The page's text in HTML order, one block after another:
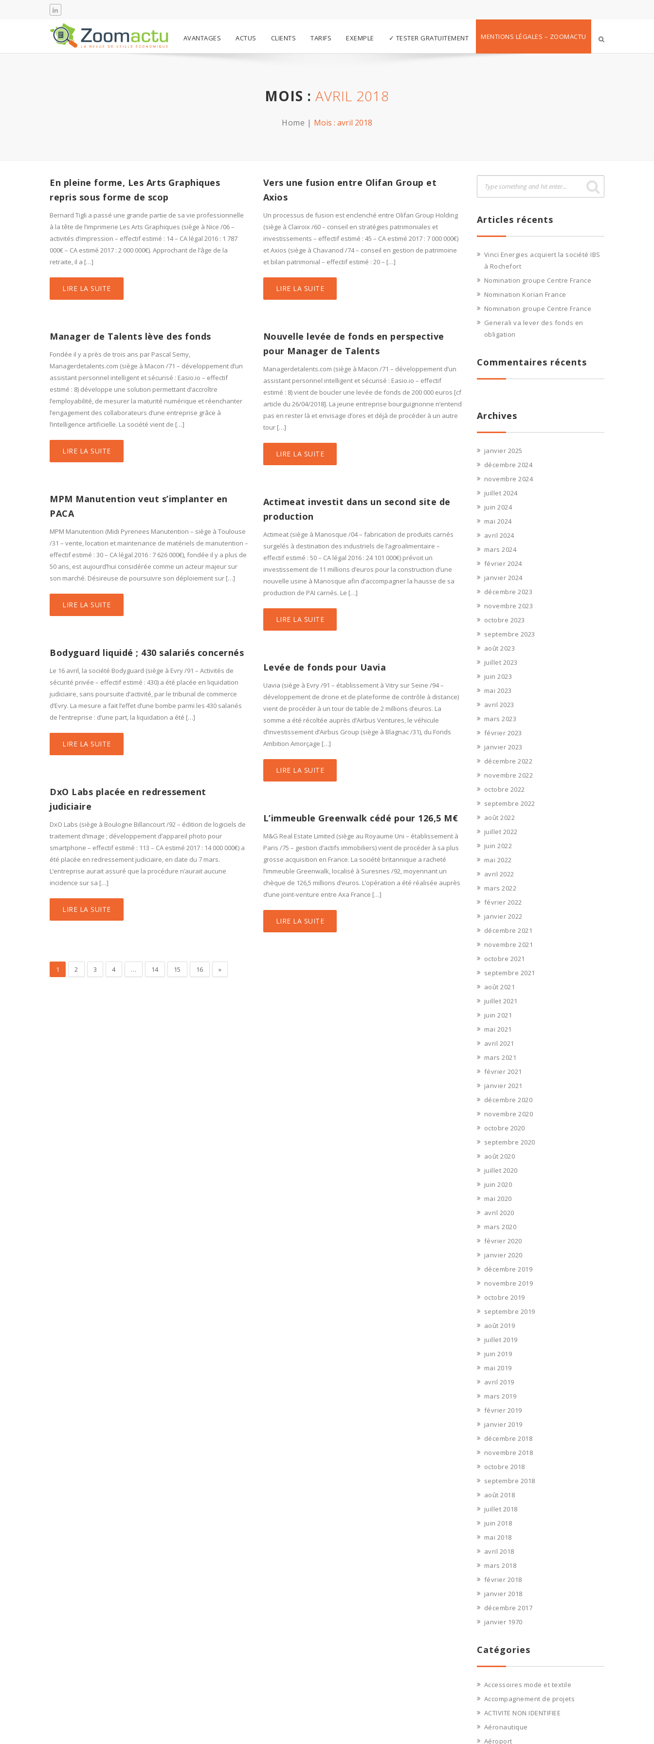
AVANTAGES ACTUS CLIENTS TARIFS EXEMPLE ✓ TESTER GRATUITEMENT MENTIONS LÉGALES – ZOOMACTU
MOIS : AVRIL 2018
Home Mois : avril 2018
En pleine forme, Les Arts Graphiques
repris sous forme de scop
Bernard Tigli a passé une grande partie de sa vie professionnelle
à la tête de l’imprimerie Les Arts Graphiques (siège à Nice /06 –
activités d’impression – effectif estimé : 14 – CA légal 2016 : 1 787
000€ – CA estimé 2017 : 2 000 000€). Approchant de l’âge de la
retraite, il a […]
LIRE LA SUITE
Vers une fusion entre Olifan Group et
Axios
Un processus de fusion est enclenché entre Olifan Group Holding
(siège à Clairoix /60 – conseil en stratégies patrimoniales et
investissements – effectif estimé : 45 – CA estimé 2017 : 7 000 000€)
et Axios (siège à Chavanod /74 – conseil en gestion de patrimoine
et bilan patrimonial – effectif estimé : 20 – […]
LIRE LA SUITE
Manager de Talents lève des fonds
Fondée il y a près de trois ans par Pascal Semy,
Managerdetalents.com (siège à Macon /71 – développement d’un
assistant personnel intelligent et sécurisé : Easio.io – effectif
estimé : 8) développe une solution permettant d’accroître
l’employabilité, de mesurer la maturité numérique et réenchanter
l’engagement des collaborateurs d’une entreprise grâce à
l’intelligence artificielle. La société vient de […]
LIRE LA SUITE
Nouvelle levée de fonds en perspective
pour Manager de Talents
Managerdetalents.com (siège à Macon /71 – développement d’un
assistant personnel intelligent et sécurisé : Easio.io – effectif
estimé : 8) vient de boucler une levée de fonds de 200 000 euros [cf
article du 26/04/2018]. La jeune entreprise bourguignonne n’entend
pas en rester là et envisage d’ores et déjà de procéder à un autre
tour […]
LIRE LA SUITE
MPM Manutention veut s’implanter en
PACA
MPM Manutention (Midi Pyrenees Manutention – siège à Toulouse
/31 – vente, location et maintenance de matériels de manutention –
effectif estimé : 30 – CA légal 2016 : 7 626 000€), fondée il y a plus de
50 ans, est aujourd’hui considérée comme un acteur majeur sur
son marché. Désireuse de poursuivre son déploiement sur […]
LIRE LA SUITE
Actimeat investit dans un second site de
production
Actimeat (siège à Manosque /04 – fabrication de produits carnés
surgelés à destination des industriels de l’agroalimentaire –
effectif estimé : 50 – CA légal 2016 : 24 101 000€) prévoit un
investissement de 11 millions d’euros pour la construction d’une
nouvelle usine à Manosque afin d’accompagner la hausse de sa
production de PAI carnés. Le […]
LIRE LA SUITE
Bodyguard liquidé ; 430 salariés concernés
Le 16 avril, la société Bodyguard (siège à Evry /91 – Activités de
sécurité privée – effectif estimé : 430) a été placée en liquidation
judiciaire, sans poursuite d’activité, par le tribunal de commerce
d’Evry. La mesure a fait l’effet d’une bombe parmi les 430 salariés
de l’entreprise : d’une part, la liquidation a été […]
LIRE LA SUITE
Levée de fonds pour Uavia
Uavia (siège à Evry /91 – établissement à Vitry sur Seine /94 –
développement de drone et de plateforme de contrôle à distance)
vient de procéder à un tour de table de 2 millions d’euros. La
somme a été récoltée auprès d’Airbus Ventures, le véhicule
d’investissement d’Airbus Group (siège à Blagnac /31), du Fonds
Ambition Amorçage […]
LIRE LA SUITE
DxO Labs placée en redressement
judiciaire
DxO Labs (siège à Boulogne Billancourt /92 – édition de logiciels de
traitement d’image ; développement d’appareil photo pour
smartphone – effectif estimé : 113 – CA estimé 2017 : 14 000 000€) a
été placée en redressement judiciaire, en date du 7 mars.
L’entreprise aurait assuré que la procédure n’aurait aucune
incidence sur sa […]
LIRE LA SUITE
L’immeuble Greenwalk cédé pour 126,5 M€
M&G Real Estate Limited (siège au Royaume Uni – établissement à
Paris /75 – gestion d’actifs immobiliers) vient de procéder à sa plus
grosse acquisition en France. La société britannique a racheté
l’immeuble Greenwalk, localisé à Suresnes /92, moyennant un
chèque de 126,5 millions d’euros. L’opération a été réalisée auprès
d’une joint-venture entre Axa France […]
LIRE LA SUITE
1 2 3 4 … 14 15 16 »
Articles récents
Vinci Energies acquiert la société IBS
à Rochefort
Nomination groupe Centre France
Nomination Korian France
Nomination groupe Centre France
Generali va lever des fonds en
obligation
Commentaires récents
Archives
janvier 2025
décembre 2024
novembre 2024
juillet 2024
juin 2024
mai 2024
avril 2024
mars 2024
février 2024
janvier 2024
décembre 2023
novembre 2023
octobre 2023
septembre 2023
août 2023
juillet 2023
juin 2023
mai 2023
avril 2023
mars 2023
février 2023
janvier 2023
décembre 2022
novembre 2022
octobre 2022
septembre 2022
août 2022
juillet 2022
juin 2022
mai 2022
avril 2022
mars 2022
février 2022
janvier 2022
décembre 2021
novembre 2021
octobre 2021
septembre 2021
août 2021
juillet 2021
juin 2021
mai 2021
avril 2021
mars 2021
février 2021
janvier 2021
décembre 2020
novembre 2020
octobre 2020
septembre 2020
août 2020
juillet 2020
juin 2020
mai 2020
avril 2020
mars 2020
février 2020
janvier 2020
décembre 2019
novembre 2019
octobre 2019
septembre 2019
août 2019
juillet 2019
juin 2019
mai 2019
avril 2019
mars 2019
février 2019
janvier 2019
décembre 2018
novembre 2018
octobre 2018
septembre 2018
août 2018
juillet 2018
juin 2018
mai 2018
avril 2018
mars 2018
février 2018
janvier 2018
décembre 2017
janvier 1970
Catégories
Accessoires mode et textile
Accompagnement de projets
ACTIVITE NON IDENTIFIEE
Aéronautique
Aéroport